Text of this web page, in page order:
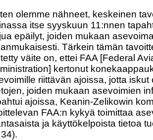
olemme nähneet, keskeinen
itse syyskuun 11:nnen
epäilyt, joiden mukaan
Tärkein tämän
väite on, ettei FAA [Federal
kertonut
riittävän ajoissa, jotta iskut
joiden mukaan asevoimien
ajoissa, Keanin-Zelikowin
FAA:n kykyä toimittaa
ja käyttökelpoista tietoa